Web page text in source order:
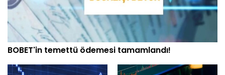
BOBET'in temettü ödemesi tamamlandı!